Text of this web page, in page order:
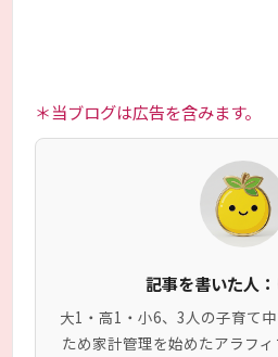
＊当ブログは広告を含みます。
記事を書いた人
大1・高1・小6、3人の子育て
ため家計管理を始めたアラフィ